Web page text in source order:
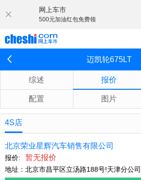
网上车市
500元加油红包免费领
迈凯轮675LT
综述 报价
配置 图片
4S店
北京荣业星辉汽车销售有限公司
报价: 暂无报价
地址：北京市昌平区立汤路188号!天津分公